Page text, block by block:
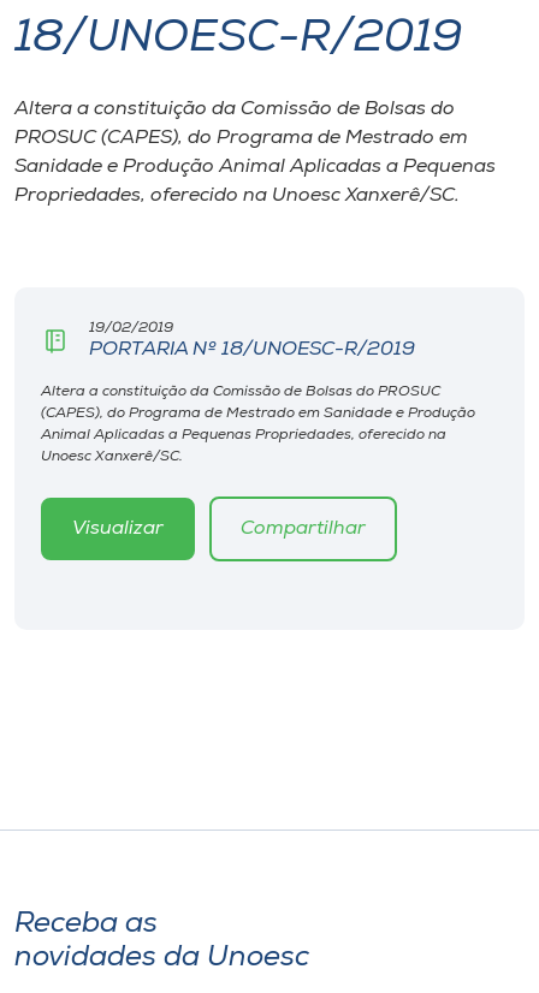
I.nova
Diplomados
Cultura
Biblioteca
Editora
Museu
A-
18/UNOESC-R/2019
Altera a constituição da Comissão de Bolsas do
PROSUC (CAPES), do Programa de Mestrado em
Sanidade e Produção Animal Aplicadas a Pequenas
Propriedades, oferecido na Unoesc Xanxerê/SC.
19/02/2019
PORTARIA Nº 18/UNOESC-R/2019
Altera a constituição da Comissão de Bolsas do PROSUC
(CAPES), do Programa de Mestrado em Sanidade e Produção
Animal Aplicadas a Pequenas Propriedades, oferecido na
Unoesc Xanxerê/SC.
Visualizar Compartilhar
Receba as
novidades da Unoesc